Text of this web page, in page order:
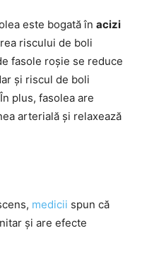
este bogată în acizi
riscului de boli
fasole roșie se reduce
și riscul de boli
plus, fasolea are
arterială și relaxează
medicii spun că
și are efecte